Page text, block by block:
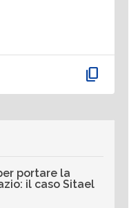
content_copy
portare la
il caso Sitael